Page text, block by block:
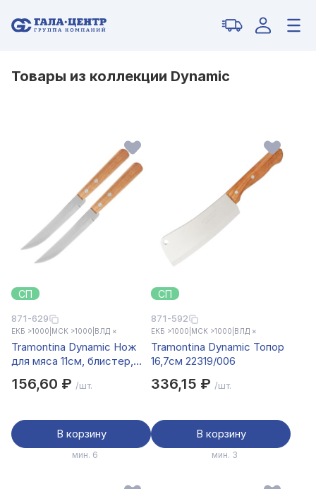
Товары из коллекции Dynamic
СП
871-629
ЕКБ >1000 МСК >1000 ВЛД ×
Tramontina Dynamic Нож
для мяса 11см, блистер,
156,60 ₽ /шт.
В корзину
мин. 6
СП
871-592
ЕКБ >1000 МСК >1000 ВЛД ×
Tramontina Dynamic Топор
16,7см 22319/006
336,15 ₽ /шт.
В корзину
мин. 3